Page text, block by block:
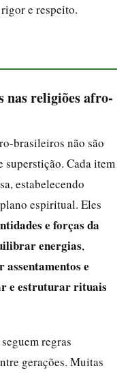
e respeito.
nas religiões afro-
brasileiros não são
superstição. Cada item
estabelecendo
espiritual. Eles
e forças da
energias,
assentamentos e
e estruturar rituais
regras
gerações. Muitas